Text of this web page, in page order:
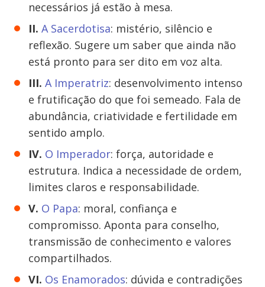
necessários já estão à mesa.
II. A Sacerdotisa: mistério, silêncio e
reflexão. Sugere um saber que ainda não
está pronto para ser dito em voz alta.
III. A Imperatriz: desenvolvimento intenso
e frutificação do que foi semeado. Fala de
abundância, criatividade e fertilidade em
sentido amplo.
IV. O Imperador: força, autoridade e
estrutura. Indica a necessidade de ordem,
limites claros e responsabilidade.
V. O Papa: moral, confiança e
compromisso. Aponta para conselho,
transmissão de conhecimento e valores
compartilhados.
VI. Os Enamorados: dúvida e contradições